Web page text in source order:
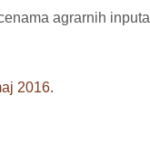
agrarnih inputa
2016.